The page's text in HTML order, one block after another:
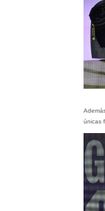
únicas